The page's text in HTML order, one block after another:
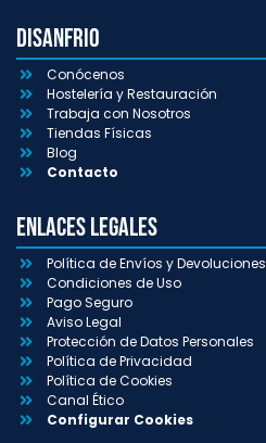
Disanfrio
Conócenos
Hostelería y Restauración
Trabaja con Nosotros
Tiendas Físicas
Blog
Contacto
Enlaces Legales
Política de Envíos y Devoluciones
Condiciones de Uso
Pago Seguro
Aviso Legal
Protección de Datos Personales
Política de Privacidad
Política de Cookies
Canal Ético
Configurar Cookies